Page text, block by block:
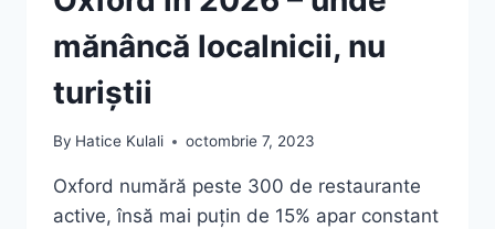
mănâncă localnicii, nu
turiștii
By Hatice Kulali octombrie 7, 2023
Oxford numără peste 300 de restaurante
active, însă mai puțin de 15% apar constant